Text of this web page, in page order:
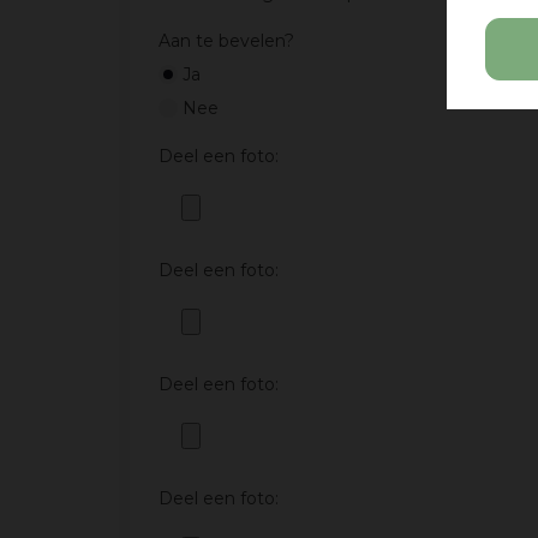
Aan te bevelen?
Ja
Nee
Deel een foto:
Deel een foto:
Deel een foto:
Deel een foto: